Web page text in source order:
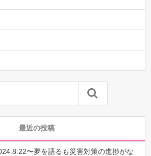
最近の投稿
〜夢を語るも災害対策の進捗がな